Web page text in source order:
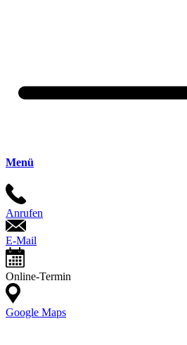
Menü
Anrufen
E-Mail
Online-Termin
Google Maps